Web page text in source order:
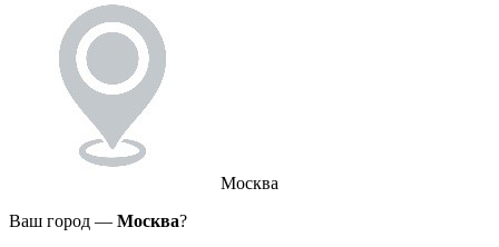
Москва
Ваш город — Москва?